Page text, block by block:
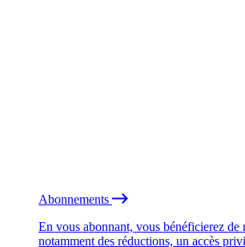
Abonnements
En vous abonnant, vous bénéficierez de
notamment des réductions, un accès